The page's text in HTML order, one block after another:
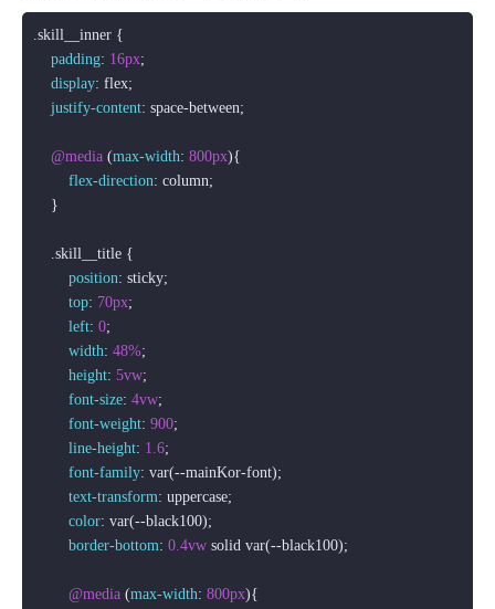
.skill__inner {
padding: 16px;
display: flex;
justify-content: space-between;
@media (max-width: 800px){
flex-direction: column;
    }
.skill__title {
position: sticky;
top: 70px;
left: 0;
width: 48%;
height: 5vw;
font-size: 4vw;
font-weight: 900;
line-height: 1.6;
font-family: var(--mainKor-font);
text-transform: uppercase;
color: var(--black100);
border-bottom: 0.4vw solid var(--black100);
@media (max-width: 800px){